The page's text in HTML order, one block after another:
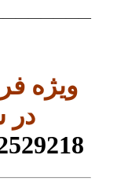
ویژه
در
04135513904